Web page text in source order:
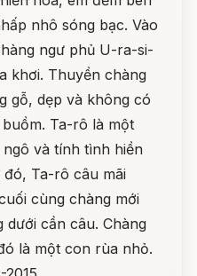
nhô sóng bạc. Vào
ngư phủ U-ra-si-
khơi. Thuyền chàng
gỗ, dẹp và không có
Ta-rô là một
và tính tình hiền
Ta-rô câu mãi
cùng chàng mới
dưới cần câu. Chàng
là một con rùa nhỏ.